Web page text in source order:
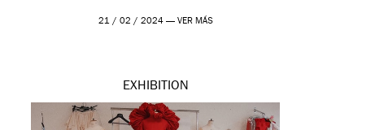
21 / 02 / 2024 — VER MÁS
EXHIBITION